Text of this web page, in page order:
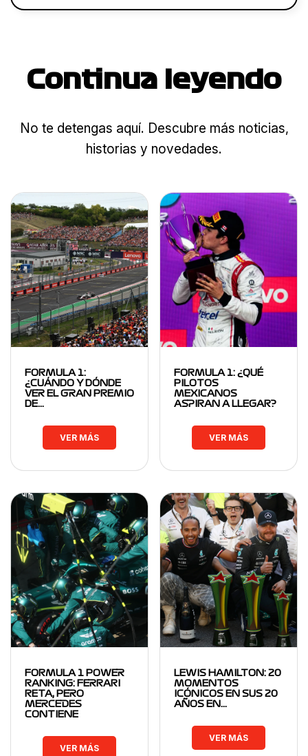
Continua leyendo
No te detengas aquí. Descubre más noticias,
historias y novedades.
FORMULA 1:
¿CUÁNDO Y DÓNDE
VER EL GRAN PREMIO
DE…
VER MÁS
FORMULA 1: ¿QUÉ
PILOTOS
MEXICANOS
ASPIRAN A LLEGAR?
VER MÁS
FORMULA 1 POWER
RANKING: FERRARI
RETA, PERO
MERCEDES
CONTIENE
VER MÁS
LEWIS HAMILTON: 20
MOMENTOS
ICÓNICOS EN SUS 20
AÑOS EN…
VER MÁS